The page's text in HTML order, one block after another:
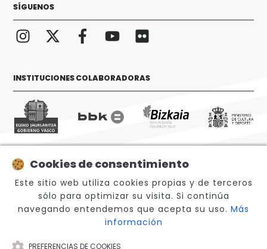
SÍGUENOS
INSTITUCIONES COLABORADORAS
© 2026 Sabino Arana Fundazioa
Cookies de consentimiento
Este sitio web utiliza cookies propias y de terceros
sólo para optimizar su visita. Si continúa
navegando entendemos que acepta su uso. Más
información
PREFERENCIAS DE COOKIES